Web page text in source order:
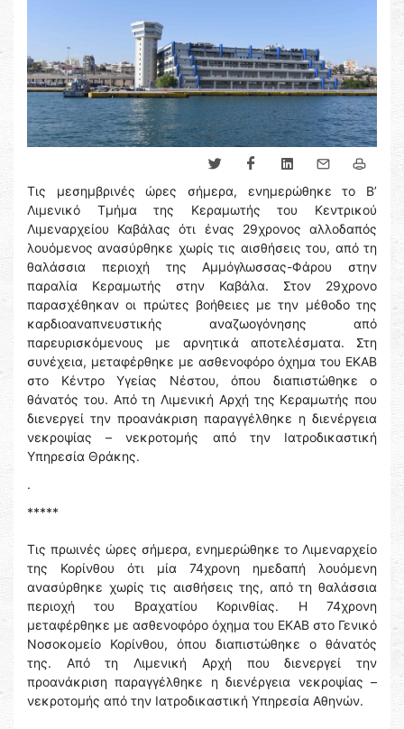
Τις μεσημβρινές ώρες σήμερα, ενημερώθηκε το Β’
Λιμενικό Τμήμα της Κεραμωτής του Κεντρικού
Λιμεναρχείου Καβάλας ότι ένας 29χρονος αλλοδαπός
λουόμενος ανασύρθηκε χωρίς τις αισθήσεις του, από τη
θαλάσσια περιοχή της Αμμόγλωσσας-Φάρου στην
παραλία Κεραμωτής στην Καβάλα. Στον 29χρονο
παρασχέθηκαν οι πρώτες βοήθειες με την μέθοδο της
καρδιοαναπνευστικής αναζωογόνησης από
παρευρισκόμενους με αρνητικά αποτελέσματα. Στη
συνέχεια, μεταφέρθηκε με ασθενοφόρο όχημα του ΕΚΑΒ
στο Κέντρο Υγείας Νέστου, όπου διαπιστώθηκε ο
θάνατός του. Από τη Λιμενική Αρχή της Κεραμωτής που
διενεργεί την προανάκριση παραγγέλθηκε η διενέργεια
νεκροψίας – νεκροτομής από την Ιατροδικαστική
Υπηρεσία Θράκης.
.
*****
Τις πρωινές ώρες σήμερα, ενημερώθηκε το Λιμεναρχείο
της Κορίνθου ότι μία 74χρονη ημεδαπή λουόμενη
ανασύρθηκε χωρίς τις αισθήσεις της, από τη θαλάσσια
περιοχή του Βραχατίου Κορινθίας. Η 74χρονη
μεταφέρθηκε με ασθενοφόρο όχημα του ΕΚΑΒ στο Γενικό
Νοσοκομείο Κορίνθου, όπου διαπιστώθηκε ο θάνατός
της. Από τη Λιμενική Αρχή που διενεργεί την
προανάκριση παραγγέλθηκε η διενέργεια νεκροψίας –
νεκροτομής από την Ιατροδικαστική Υπηρεσία Αθηνών.